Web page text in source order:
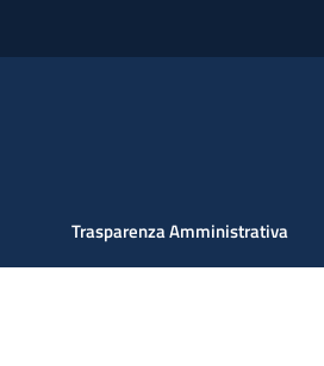
Trasparenza Amministrativa